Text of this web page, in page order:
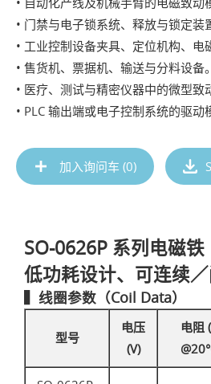
• 门禁与电子锁系统、释放与锁定装
• 工业控制设备夹具、定位机构、电
• 售货机、票据机、输送与分料设备。
• 医疗、测试与精密仪器中的微型致
• PLC 输出端或电子控制系统的驱动
加入询问车 (0)
SO-0626P 系列电磁铁
低功耗设计、可连续
▍线圈参数（Coil Data）
型号
电压
(V)
电阻